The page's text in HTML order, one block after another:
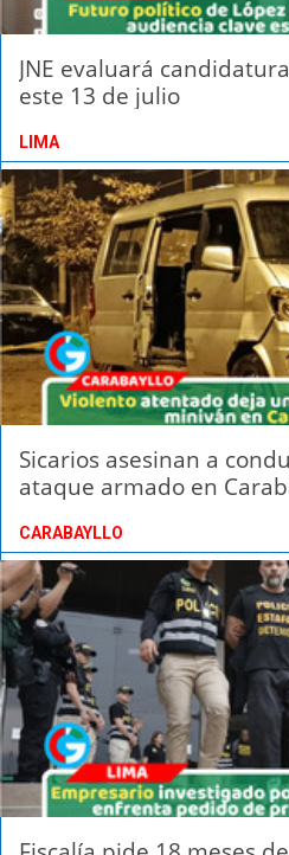
JNE evaluará
este 13 de julio
LIMA
Sicarios asesinan a
ataque armado en
CARABAYLLO